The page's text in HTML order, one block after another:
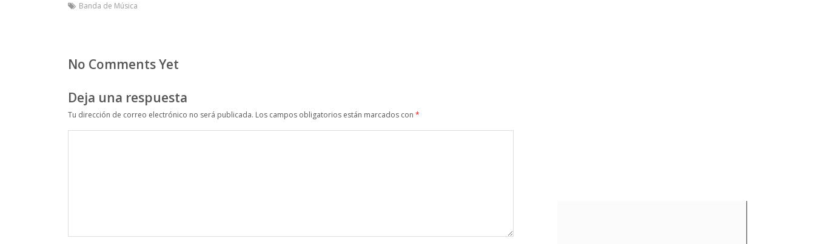
Banda de Música
No Comments Yet
Deja una respuesta
Tu dirección de correo electrónico no será publicada. Los campos obligatorios están marcados con *